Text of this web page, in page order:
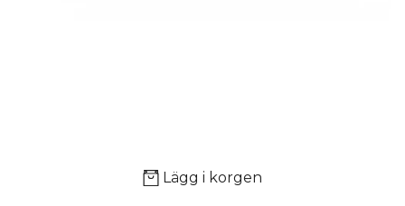
Lägg i korgen